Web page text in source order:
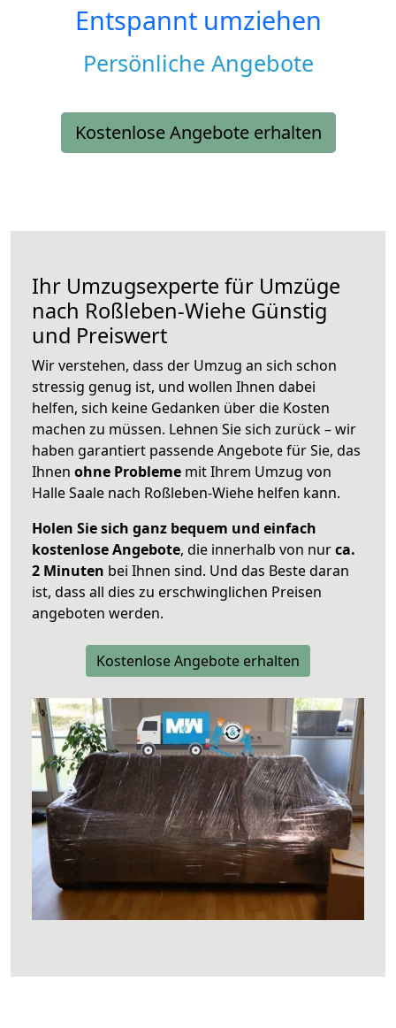
Entspannt umziehen
Persönliche Angebote
Kostenlose Angebote erhalten
Ihr Umzugsexperte für Umzüge
nach Roßleben-Wiehe Günstig
und Preiswert
Wir verstehen, dass der Umzug an sich schon
stressig genug ist, und wollen Ihnen dabei
helfen, sich keine Gedanken über die Kosten
machen zu müssen. Lehnen Sie sich zurück – wir
haben garantiert passende Angebote für Sie, das
Ihnen ohne Probleme mit Ihrem Umzug von
Halle Saale nach Roßleben-Wiehe helfen kann.
Holen Sie sich ganz bequem und einfach
kostenlose Angebote, die innerhalb von nurca.
2 Minuten bei Ihnen sind. Und das Beste daran
ist, dass all dies zu erschwinglichen Preisen
angeboten werden.
Kostenlose Angebote erhalten